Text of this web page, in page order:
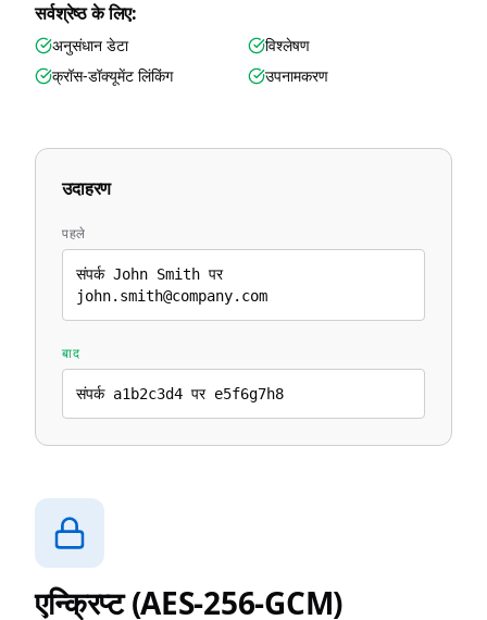
सर्वश्रेष्ठ के लिए:
अनुसंधान डेटा
विश्लेषण
क्रॉस-डॉक्यूमेंट लिंकिंग
उपनामकरण
उदाहरण
पहले
संपर्क John Smith पर
john.smith@company.com
बाद
संपर्क a1b2c3d4 पर e5f6g7h8
एन्क्रिप्ट (AES-256-GCM)